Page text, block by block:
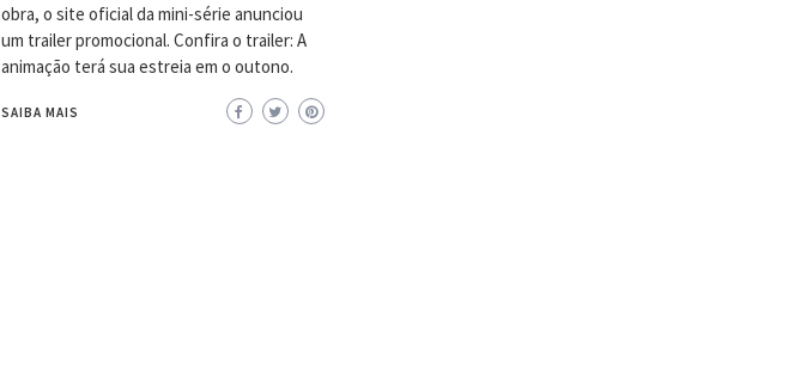
obra, o site oficial da mini-série anunciou
um trailer promocional. Confira o trailer: A
animação terá sua estreia em o outono.
SAIBA MAIS